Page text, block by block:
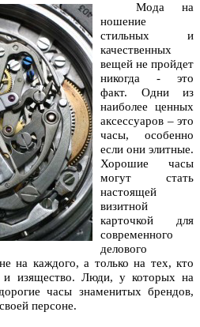
Мода на
ношение
стильных и
качественных
вещей не пройдет
никогда - это
факт. Одни из
наиболее ценных
аксессуаров – это
часы, особенно
если они элитные.
Хорошие часы
могут стать
настоящей
визитной
карточкой для
современного
делового
на каждого, а только на тех, кто
и изящество. Люди, у которых на
часы знаменитых брендов,
персоне.